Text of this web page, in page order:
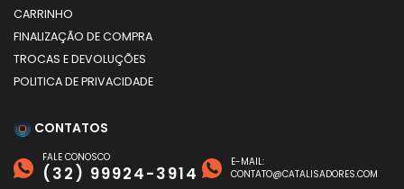
CARRINHO
FINALIZAÇÃO DE COMPRA
TROCAS E DEVOLUÇÕES
POLITICA DE PRIVACIDADE
CONTATOS
FALE CONOSCO
(32) 99924-3914
E-MAIL:
CONTATO@CATALISADORES.COM